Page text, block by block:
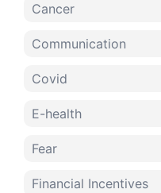
Cancer
Communication
Covid
E-health
Fear
Financial Incentives